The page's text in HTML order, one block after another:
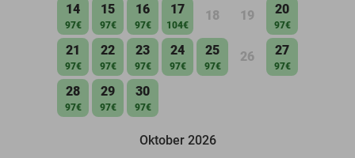
14
97€
15
97€
16
97€
17
104€
18 19 20
97€
21
97€
22
97€
23
97€
24
97€
25
97€
26 27
97€
28
97€
29
97€
30
97€
Oktober 2026